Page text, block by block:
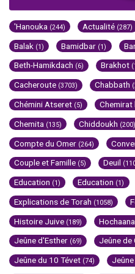
'Hanouka (244) Actualité (287)
Balak (1) Bamidbar (1)
Beth-Hamikdach (6) Brakhot
Cacheroute (3703) Chabbath
Chémini Atseret (5) Chemirat
Chemita (135) Chiddoukh (200)
Compte du Omer (264)
Couple et Famille (5) Deuil
Education (1) Education (1)
Explications de Torah (1058)
Histoire Juive (189)
Jeûne d'Esther (69) Jeûne de
Jeûne du 10 Tévet (74)